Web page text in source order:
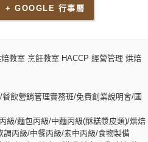
+ GOOGLE 行事曆
教室 烹飪教室 HACCP 經營管理 烘焙
飲營銷管理實務班/免費創業說明會/國
級/麵包丙級/中麵丙級(酥糕漿皮類)/烘焙
調丙級/中餐丙級/素中丙級/食物製備